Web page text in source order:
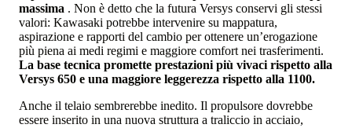
massima . Non è detto che la futura Versys conservi gli stessi
valori: Kawasaki potrebbe intervenire su mappatura,
aspirazione e rapporti del cambio per ottenere un’erogazione
più piena ai medi regimi e maggiore comfort nei trasferimenti.
La base tecnica promette prestazioni più vivaci rispetto alla
Versys 650 e una maggiore leggerezza rispetto alla 1100.
Anche il telaio sembrerebbe inedito. Il propulsore dovrebbe
essere inserito in una nuova struttura a traliccio in acciaio,